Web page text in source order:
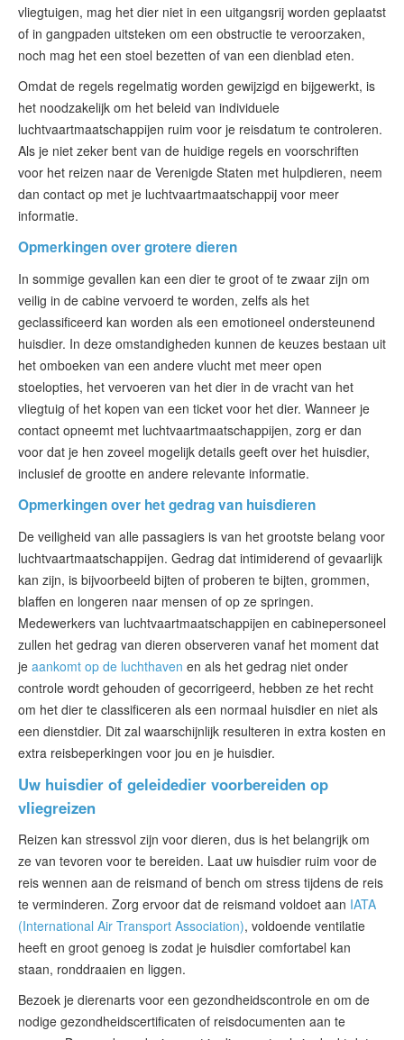
vliegtuigen, mag het dier niet in een uitgangsrij worden geplaatst
of in gangpaden uitsteken om een obstructie te veroorzaken,
noch mag het een stoel bezetten of van een dienblad eten.
Omdat de regels regelmatig worden gewijzigd en bijgewerkt, is
het noodzakelijk om het beleid van individuele
luchtvaartmaatschappijen ruim voor je reisdatum te controleren.
Als je niet zeker bent van de huidige regels en voorschriften
voor het reizen naar de Verenigde Staten met hulpdieren, neem
dan contact op met je luchtvaartmaatschappij voor meer
informatie.
Opmerkingen over grotere dieren
In sommige gevallen kan een dier te groot of te zwaar zijn om
veilig in de cabine vervoerd te worden, zelfs als het
geclassificeerd kan worden als een emotioneel ondersteunend
huisdier. In deze omstandigheden kunnen de keuzes bestaan uit
het omboeken van een andere vlucht met meer open
stoelopties, het vervoeren van het dier in de vracht van het
vliegtuig of het kopen van een ticket voor het dier. Wanneer je
contact opneemt met luchtvaartmaatschappijen, zorg er dan
voor dat je hen zoveel mogelijk details geeft over het huisdier,
inclusief de grootte en andere relevante informatie.
Opmerkingen over het gedrag van huisdieren
De veiligheid van alle passagiers is van het grootste belang voor
luchtvaartmaatschappijen. Gedrag dat intimiderend of gevaarlijk
kan zijn, is bijvoorbeeld bijten of proberen te bijten, grommen,
blaffen en longeren naar mensen of op ze springen.
Medewerkers van luchtvaartmaatschappijen en cabinepersoneel
zullen het gedrag van dieren observeren vanaf het moment dat
je aankomt op de luchthaven en als het gedrag niet onder
controle wordt gehouden of gecorrigeerd, hebben ze het recht
om het dier te classificeren als een normaal huisdier en niet als
een dienstdier. Dit zal waarschijnlijk resulteren in extra kosten en
extra reisbeperkingen voor jou en je huisdier.
Uw huisdier of geleidedier voorbereiden op
vliegreizen
Reizen kan stressvol zijn voor dieren, dus is het belangrijk om
ze van tevoren voor te bereiden. Laat uw huisdier ruim voor de
reis wennen aan de reismand of bench om stress tijdens de reis
te verminderen. Zorg ervoor dat de reismand voldoet aan IATA
(International Air Transport Association), voldoende ventilatie
heeft en groot genoeg is zodat je huisdier comfortabel kan
staan, ronddraaien en liggen.
Bezoek je dierenarts voor een gezondheidscontrole en om de
nodige gezondheidscertificaten of reisdocumenten aan te